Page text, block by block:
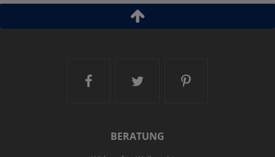
Ski and More auf Facebook
Ski and More auf
Ski and More
BERATUNG